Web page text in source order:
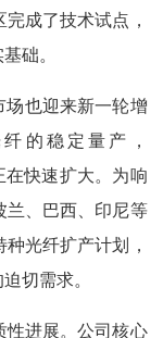
成了技术试点，
础。
也迎来新一轮增
的稳定量产，
快速扩大。为响
兰、巴西、印尼等
光纤扩产计划，
切需求。
性进展。公司核心